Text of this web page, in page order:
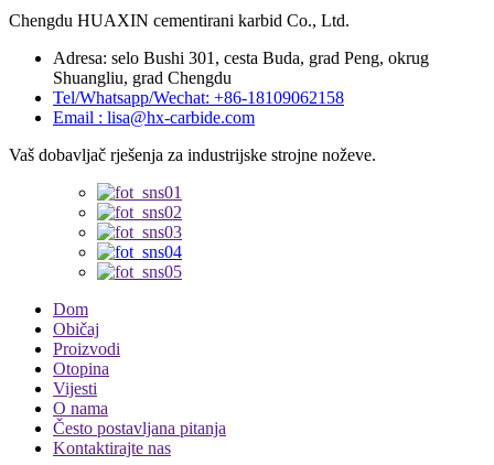
Chengdu HUAXIN cementirani karbid Co., Ltd.
Adresa: selo Bushi 301, cesta Buda, grad Peng, okrug
Shuangliu, grad Chengdu
Tel/Whatsapp/Wechat: +86-18109062158
Email : lisa@hx-carbide.com
Vaš dobavljač rješenja za industrijske strojne noževe.
Dom
Običaj
Proizvodi
Otopina
Vijesti
O nama
Često postavljana pitanja
Kontaktirajte nas